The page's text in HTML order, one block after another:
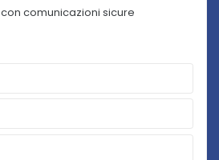
con comunicazioni sicure